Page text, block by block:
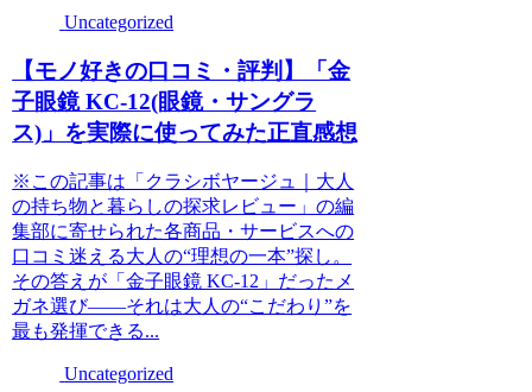
Uncategorized
【モノ好きの口コミ・評判】「金
子眼鏡 KC-12(眼鏡・サングラ
ス)」を実際に使ってみた正直感想
※この記事は「クラシボヤージュ｜大人
の持ち物と暮らしの探求レビュー」の編
集部に寄せられた各商品・サービスへの
口コミ迷える大人の“理想の一本”探し。
その答えが「金子眼鏡 KC-12」だったメ
ガネ選び――それは大人の“こだわり”を
最も発揮できる...
Uncategorized